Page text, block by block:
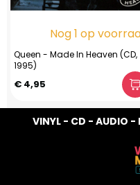
Nog 1 op
Queen - Made In Heaven (CD,
1995)
€ 4,95
VINYL - CD - AUDIO -